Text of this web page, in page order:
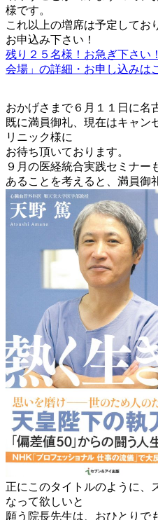
様です。
これ以上の増席は予定してお
お申込み下さい！
残り２５名様！お急ぎ下さい
会場」の詳細・お申し込みは
おかげさまで６月１１日に名
既に満員御礼、現在はキャン
リニック様に
お待ち頂いております。
９月の医経統合実践セミナー
あることを考えると、満員御
正にこのタイトルのように、
なって欲しいと
願う院長先生は、おひとりで